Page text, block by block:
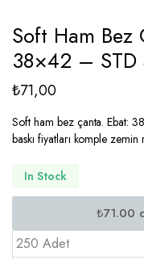
Soft Ham Bez
38×42 – STD
₺71,00
Soft ham bez çanta. Ebat:
baskı fiyatları komple
In Stock
250 Adet